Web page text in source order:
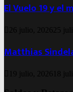
El Vuelo 19 y el
26 julio, 2026 25
Matthias
19 julio, 2026 18